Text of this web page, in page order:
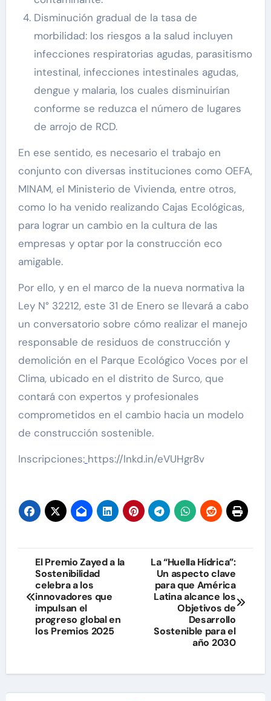
Disminución gradual de la tasa de
morbilidad: los riesgos a la salud incluyen
infecciones respiratorias agudas, parasitismo
intestinal, infecciones intestinales agudas,
dengue y malaria, los cuales disminuirían
conforme se reduzca el número de lugares
de arrojo de RCD.
En ese sentido, es necesario el trabajo en
conjunto con diversas instituciones como OEFA,
MINAM, el Ministerio de Vivienda, entre otros,
como lo ha venido realizando Cajas Ecológicas,
para lograr un cambio en la cultura de las
empresas y optar por la construcción eco
amigable.
Por ello, y en el marco de la nueva normativa la
Ley N° 32212, este 31 de Enero se llevará a cabo
un conversatorio sobre cómo realizar el manejo
responsable de residuos de construcción y
demolición en el Parque Ecológico Voces por el
Clima, ubicado en el distrito de Surco, que
contará con expertos y profesionales
comprometidos en el cambio hacia un modelo
de construcción sostenible.
Inscripciones: https://lnkd.in/eVUHgr8v
Navegación
de
entradas
El Premio Zayed a la
Sostenibilidad
celebra a los
innovadores que
impulsan el
progreso global en
los Premios 2025
La “Huella Hídrica”:
Un aspecto clave
para que América
Latina alcance los
Objetivos de
Desarrollo
Sostenible para el
año 2030